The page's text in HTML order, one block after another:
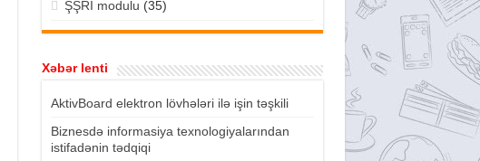
ŞŞRİ modulu (35)
Xəbər lenti
AktivBoard elektron lövhələri ilə işin təşkili
Biznesdə informasiya texnologiyalarından
istifadənin tədqiqi